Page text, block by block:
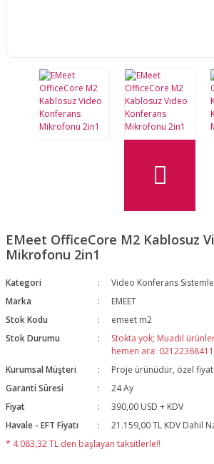
EMeet OfficeCore M2 Kablosuz
Mikrofonu 2in1
Kategori
Video Konferans
Marka
EMEET
Stok Kodu
emeet m2
Stok Durumu
Stokta yok; Muadil
hemen ara: 02122368411
Kurumsal Müşteri
Proje ürünüdür, özel
Garanti Süresi
24 Ay
Fiyat
390,00 USD + KDV
Havale - EFT Fiyatı
21.159,00 TL KDV Dahil
* 4.083,32 TL den başlayan taksitlerle!!